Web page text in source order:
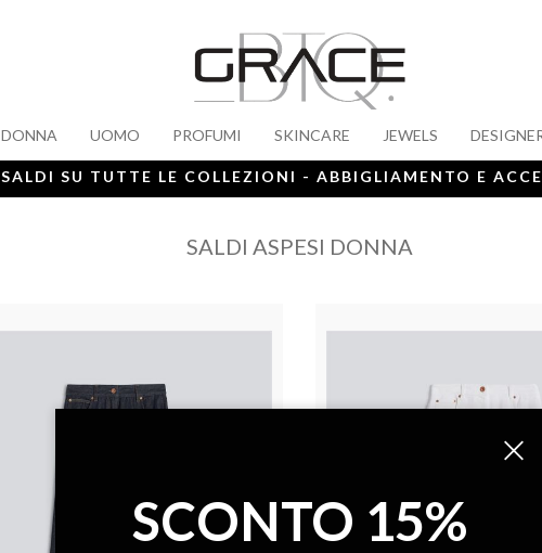
DONNA UOMO PROFUMI SKINCARE JEWELS
SALDI SU TUTTE LE COLLEZIONI - ABBIGLIAMENTO E
SALDI ASPESI DONNA
SCONTO 15%